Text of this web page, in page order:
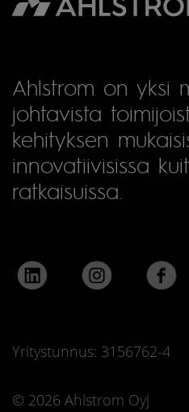
Ahlstrom on yksi
johtavista
kehityksen
innovatiivisissa
ratkaisuissa.
Yritystunnus: 3156762-4
© 2026 Ahlstrom Oyj